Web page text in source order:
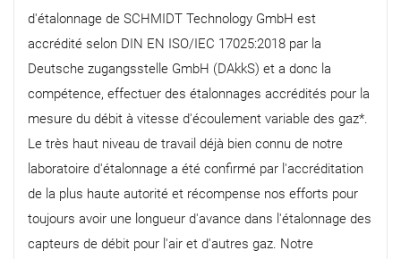
d'étalonnage de SCHMIDT Technology GmbH est
accrédité selon DIN EN ISO/IEC 17025:2018 par la
Deutsche zugangsstelle GmbH (DAkkS) et a donc la
compétence, effectuer des étalonnages accrédités pour la
mesure du débit à vitesse d'écoulement variable des gaz*.
Le très haut niveau de travail déjà bien connu de notre
laboratoire d'étalonnage a été confirmé par l'accréditation
de la plus haute autorité et récompense nos efforts pour
toujours avoir une longueur d'avance dans l'étalonnage des
capteurs de débit pour l'air et d'autres gaz. Notre